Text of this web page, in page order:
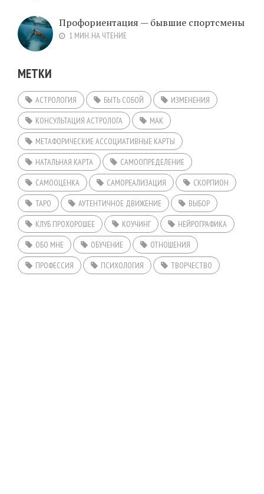
Профориентация — бывшие спортсмены
1 МИН. НА ЧТЕНИЕ
МЕТКИ
АСТРОЛОГИЯ БЫТЬ СОБОЙ
ИЗМЕНЕНИЯ
КОНСУЛЬТАЦИЯ АСТРОЛОГА
МАК
МЕТАФОРИЧЕСКИЕ АССОЦИАТИВНЫЕ КАРТЫ
НАТАЛЬНАЯ КАРТА
САМООПРЕДЕЛЕНИЕ
САМООЦЕНКА
САМОРЕАЛИЗАЦИЯ
СКОРПИОН
ТАРО
АУТЕНТИЧНОЕ ДВИЖЕНИЕ
ВЫБОР
КЛУБ ПРОХОРОШЕЕ
КОУЧИНГ
НЕЙРОГРАФИКА
ОБО МНЕ
ОБУЧЕНИЕ
ОТНОШЕНИЯ
ПРОФЕССИЯ
ПСИХОЛОГИЯ ТВОРЧЕСТВО